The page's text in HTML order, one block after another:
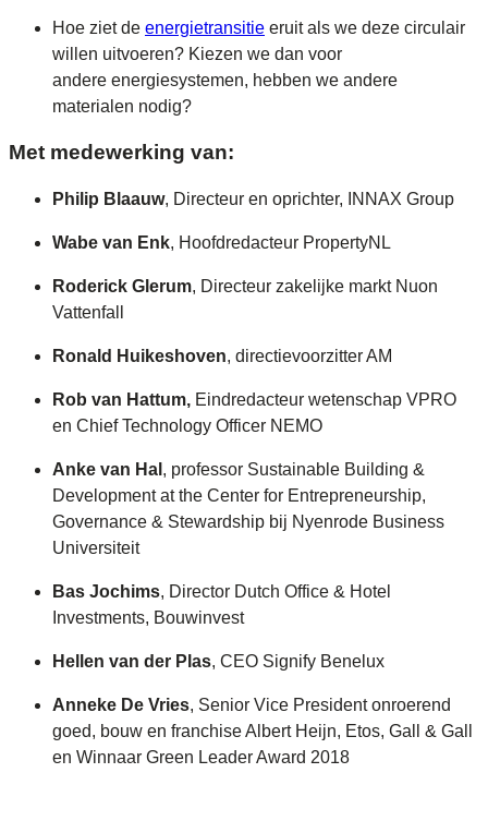
Hoe ziet de energietransitie eruit als we deze circulair
willen uitvoeren? Kiezen we dan voor
andere energiesystemen, hebben we andere
materialen nodig?
Met medewerking van:
Philip Blaauw, Directeur en oprichter, INNAX Group
Wabe van Enk, Hoofdredacteur PropertyNL
Roderick Glerum, Directeur zakelijke markt Nuon
Vattenfall
Ronald Huikeshoven, directievoorzitter AM
Rob van Hattum, Eindredacteur wetenschap VPRO
en Chief Technology Officer NEMO
Anke van Hal , professor Sustainable Building &
Development at the Center for Entrepreneurship,
Governance & Stewardship bij Nyenrode Business
Universiteit
Bas Jochims, Director Dutch Office & Hotel
Investments, Bouwinvest
Hellen van der Plas, CEO Signify Benelux
Anneke De Vries, Senior Vice President onroerend
goed, bouw en franchise Albert Heijn, Etos, Gall & Gall
en Winnaar Green Leader Award 2018